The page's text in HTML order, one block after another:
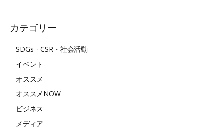
カテゴリー
SDGs・CSR・社会活動
イベント
オススメ
オススメNOW
ビジネス
メディア